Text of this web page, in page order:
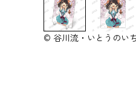
© 谷川流・いとうのい